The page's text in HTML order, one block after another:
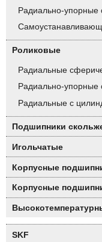
Радиально-упорные
Роликовые
Радиальные
Радиально-упорные
Радиальные с
Подшипники
Игольчатые
Корпусные
Корпусные
SKF